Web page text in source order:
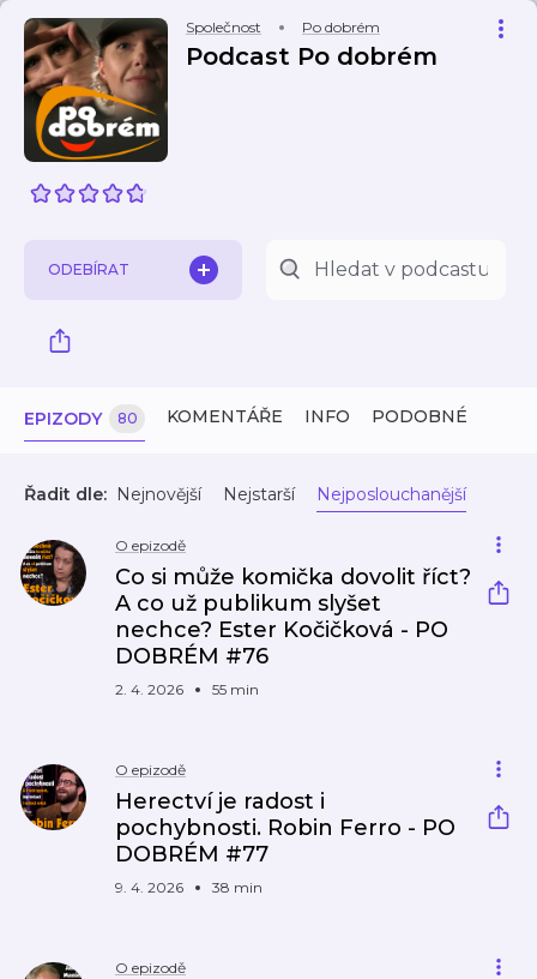
Společnost Po dobrém
Podcast Po dobrém
ODEBÍRAT
EPIZODY 80 KOMENTÁŘE INFO PODOBNÉ
Řadit dle: Nejnovější Nejstarší Nejposlouchanější
O epizodě
Co si může komička dovolit říct?
A co už publikum slyšet
nechce? Ester Kočičková - PO
DOBRÉM #76
2. 4. 2026 55 min
O epizodě
Herectví je radost i
pochybnosti. Robin Ferro - PO
DOBRÉM #77
9. 4. 2026 38 min
O epizodě